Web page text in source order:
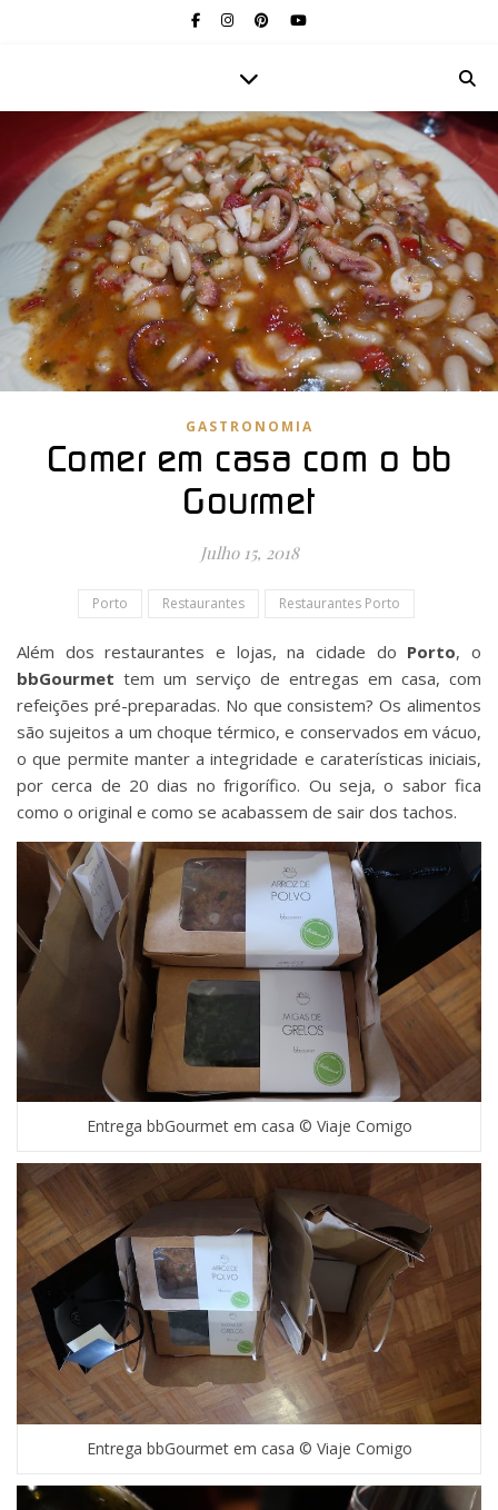
GASTRONOMIA
Comer em casa com o bb
Gourmet
Julho 15, 2018
Porto Restaurantes Restaurantes Porto
Além dos restaurantes e lojas, na cidade do Porto, o
bbGourmet tem um serviço de entregas em casa, com
refeições pré-preparadas. No que consistem? Os alimentos
são sujeitos a um choque térmico, e conservados em vácuo,
o que permite manter a integridade e caraterísticas iniciais,
por cerca de 20 dias no frigorífico. Ou seja, o sabor fica
como o original e como se acabassem de sair dos tachos.
Entrega bbGourmet em casa © Viaje Comigo
Entrega bbGourmet em casa © Viaje Comigo